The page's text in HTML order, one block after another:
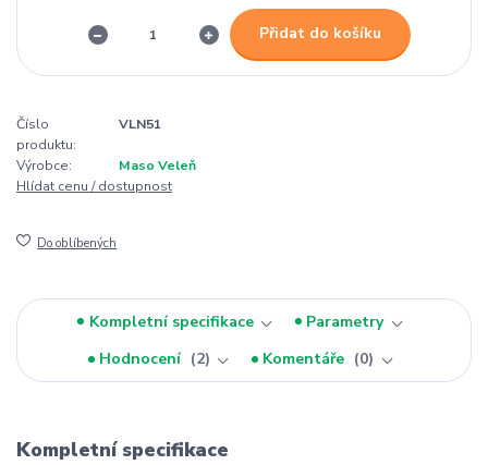
Přidat do košíku
Číslo
produktu:
VLN51
Výrobce:
Maso Veleň
Hlídat cenu / dostupnost
Do oblíbených
Kompletní specifikace
Parametry
Hodnocení
2 Komentáře 0
Kompletní specifikace